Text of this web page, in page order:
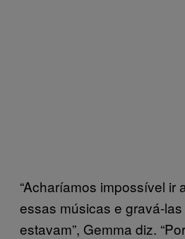
“Acharíamos impossível ir
essas músicas e gravá-
estavam”, Gemma diz.